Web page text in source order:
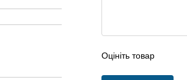
Оцініть товар